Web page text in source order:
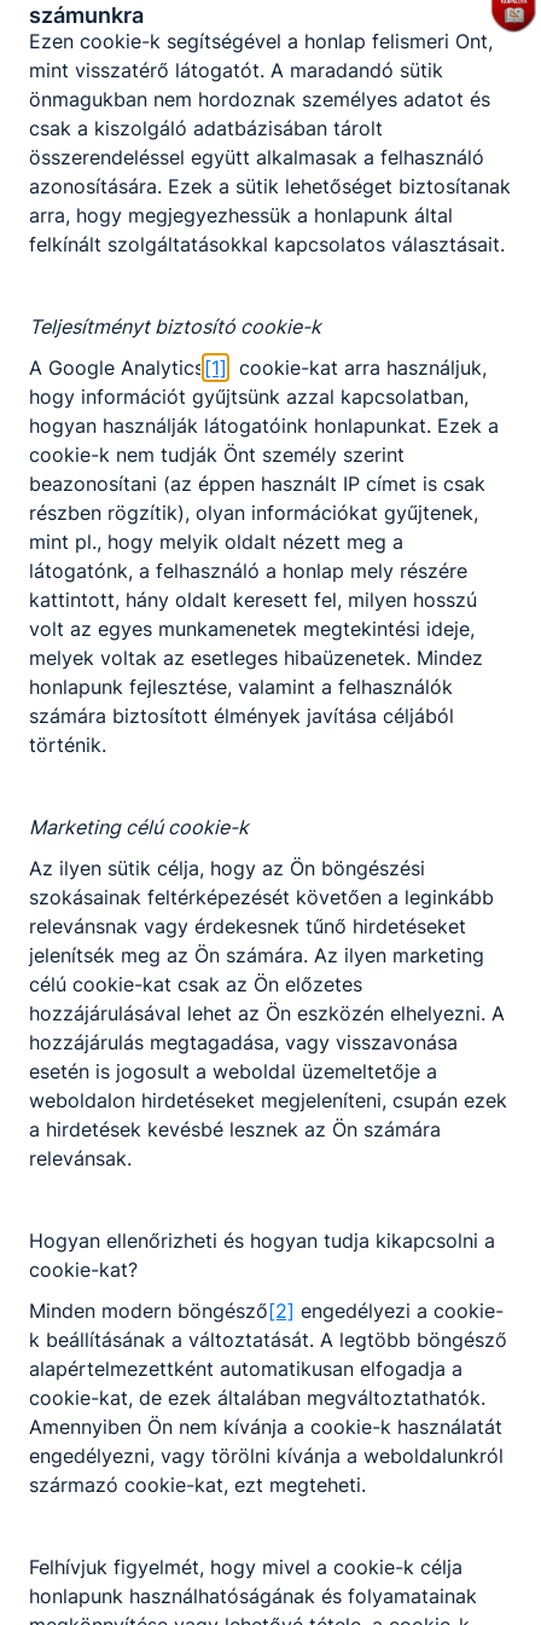
Közigazgatási ügyintéző
Rendészeti technikus
Adó- és vámhatósági ügyintéző
KKK/PTT
KKK letöltése (pdf)
PTT letöltése (pdf)
Nem
Rendészet és közszolgálat ágazat képzése, amely
érettségivel és technikus szintű szakképzettség
megszerzésével zárul. Választható
szakmairányok: Közigazgatási ügyintéző
szakmairány, Rendészeti technikus szakmairány,
Adó- és vámhatósági ügyintéző.
A közszolgálati technikus a közszolgálat széles
megismerkedik a közigazgatási tevékenység-
terület szabályaival, sajátosságaival, a rendészeti,
a magánbiztonsági tevékenység, valamint a
rendvédelmi életpálya sajátosságaival, az adó- és
vámhatóság feladatainak ellátásával és a leendő
választott hivatás fontosabb szakmai elemeivel. A
képzési folyamat során a gyakorlati képzés
keretében megismerkedik kormányhivatalok
valamint az adó- és vámhatóság tevékenység-
rendszerének, a magánbiztonsági szolgáltató
szervezetek, a büntetés-végrehajtás, a
katasztrófavédelem-tűzoltóság, valamint a
rendőrség tevékenységének legfontosabb
elemeivel.
Ajánlott azon fiatalok számára, akik éreznek
és magánbiztonság területén az emberek
mindennapi biztonságos életkörülményeinek
biztosításához és fenntartásához.
Elengedhetetlen, hogy legyen megfelelő számú
szakember, aki a társadalom ilyen irányú igényeit
kimagasló színvonalon tudja biztosítani..
KOMPETENCIAELVÁRÁS
Jó szövegértés, logikus gondolkodás,
kommunikációs és kapcsolatteremtő készség,
együttműködés, illemtudó, betartja az alapvető
A SZAKKÉPZETTSÉGGEL RENDELKEZŐ
­külső és belső kapcsolattartást és
kapcsolat lezárását szolgáló iratokat,
leveleket, egyéb dokumentumokat készít,
szerkeszt, kezel, tárol;
ellátja a feladatkörébe tartozó irodai
készletgazdálkodási, adminisztrációs
feladatokat, közigazgatási eljárás keretén
ellenőrzést folytat le;
­az adótudatosság megőrzése és betartása
számunkra
Ezen cookie-k segítségével a honlap felismeri Önt,
mint visszatérő látogatót. A maradandó sütik
önmagukban nem hordoznak személyes adatot és
csak a kiszolgáló adatbázisában tárolt
összerendeléssel együtt alkalmasak a felhasználó
azonosítására. Ezek a sütik lehetőséget biztosítanak
arra, hogy megjegyezhessük a honlapunk által
felkínált szolgáltatásokkal kapcsolatos választásait.
Teljesítményt biztosító cookie-k
A Google Analytics [1] cookie-kat arra használjuk,
hogy információt gyűjtsünk azzal kapcsolatban,
hogyan használják látogatóink honlapunkat. Ezek a
cookie-k nem tudják Önt személy szerint
beazonosítani (az éppen használt IP címet is csak
részben rögzítik), olyan információkat gyűjtenek,
mint pl., hogy melyik oldalt nézett meg a
látogatónk, a felhasználó a honlap mely részére
kattintott, hány oldalt keresett fel, milyen hosszú
volt az egyes munkamenetek megtekintési ideje,
melyek voltak az esetleges hibaüzenetek. Mindez
honlapunk fejlesztése, valamint a felhasználók
számára biztosított élmények javítása céljából
történik.
Marketing célú cookie-k
Az ilyen sütik célja, hogy az Ön böngészési
szokásainak feltérképezését követően a leginkább
relevánsnak vagy érdekesnek tűnő hirdetéseket
jelenítsék meg az Ön számára. Az ilyen marketing
célú cookie-kat csak az Ön előzetes
hozzájárulásával lehet az Ön eszközén elhelyezni. A
hozzájárulás megtagadása, vagy visszavonása
esetén is jogosult a weboldal üzemeltetője a
weboldalon hirdetéseket megjeleníteni, csupán ezek
a hirdetések kevésbé lesznek az Ön számára
relevánsak.
Hogyan ellenőrizheti és hogyan tudja kikapcsolni a
cookie-kat?
Minden modern böngésző[2] engedélyezi a cookie-
k beállításának a változtatását. A legtöbb böngésző
alapértelmezettként automatikusan elfogadja a
cookie-kat, de ezek általában megváltoztathatók.
Amennyiben Ön nem kívánja a cookie-k használatát
engedélyezni, vagy törölni kívánja a weboldalunkról
származó cookie-kat, ezt megteheti.
Felhívjuk figyelmét, hogy mivel a cookie-k célja
honlapunk használhatóságának és folyamatainak